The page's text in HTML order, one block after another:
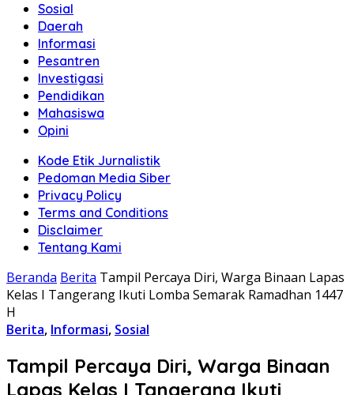
Sosial
Daerah
Informasi
Pesantren
Investigasi
Pendidikan
Mahasiswa
Opini
Kode Etik Jurnalistik
Pedoman Media Siber
Privacy Policy
Terms and Conditions
Disclaimer
Tentang Kami
Beranda Berita Tampil Percaya Diri, Warga Binaan Lapas
Kelas I Tangerang Ikuti Lomba Semarak Ramadhan 1447
H
Berita, Informasi, Sosial
Tampil Percaya Diri, Warga Binaan
Lapas Kelas I Tangerang Ikuti